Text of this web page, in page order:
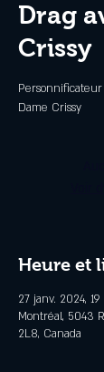
Drag
Crissy
Dame Crissy
Heure et
27 janv. 2024,
Montréal, 5043
2L8, Canada